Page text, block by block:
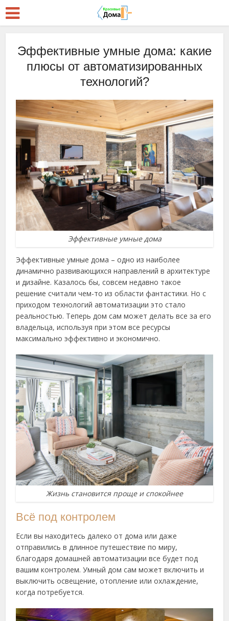
Эффективные умные дома: какие
плюсы от автоматизированных
технологий?
Эффективные умные дома
Эффективные умные дома – одно из наиболее
динамично развивающихся направлений в архитектуре
и дизайне. Казалось бы, совсем недавно такое
решение считали чем-то из области фантастики. Но с
приходом технологий автоматизации это стало
реальностью. Теперь дом сам может делать все за его
владельца, используя при этом все ресурсы
максимально эффективно и экономично.
Жизнь становится проще и спокойнее
Всё под контролем
Если вы находитесь далеко от дома или даже
отправились в длинное путешествие по миру,
благодаря домашней автоматизации все будет под
вашим контролем. Умный дом сам может включить и
выключить освещение, отопление или охлаждение,
когда потребуется.